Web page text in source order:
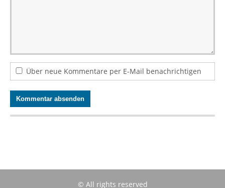
Über neue Kommentare per E-Mail benachrichtigen
© All rights reserved